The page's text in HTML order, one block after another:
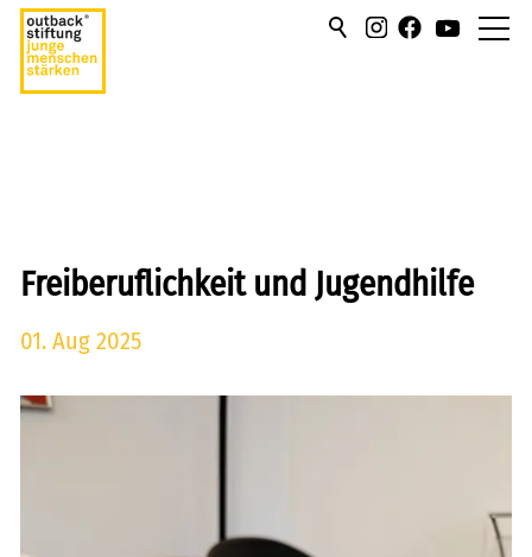
campus
freie kapazitäten
Freiberuflichkeit und Jugendhilfe
01. Aug 2025